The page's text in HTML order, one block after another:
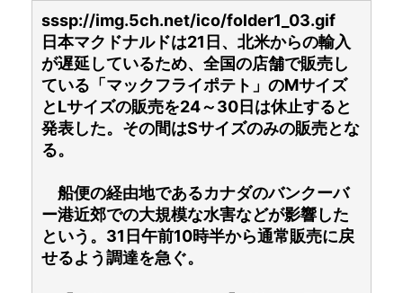
sssp://img.5ch.net/ico/folder1_03.gif
日本マクドナルドは21日、北米からの輸入
が遅延しているため、全国の店舗で販売し
ている「マックフライポテト」のMサイズ
とLサイズの販売を24～30日は休止すると
発表した。その間はSサイズのみの販売とな
る。
船便の経由地であるカナダのバンクーバ
ー港近郊での大規模な水害などが影響した
という。31日午前10時半から通常販売に戻
せるよう調達を急ぐ。